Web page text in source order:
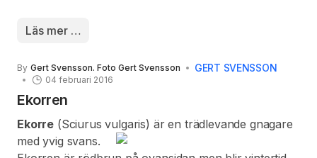
Skuldrorna och övre delen av ryggen är
med pilspetsformade fläckar på kroppssidorna under
vingarna. Bröstet är orangebeige och också vattrad
ögonbrynsstreck, är mörkfärgad mellan ögat och
näbben som är gulorange med en grå näbbspets och
Läs mer …
By Gert Svensson. Foto Gert Svensson GERT SVENSSON
04 februari 2016
Ekorren
Ekorre (Sciurus vulgaris) är en trädlevande gnagare
med yvig svans.